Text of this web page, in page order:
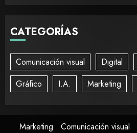
CATEGORÍAS
Comunicación visual Digital
Gráfico
I.A. Marketing
Marketing Comunicación visual